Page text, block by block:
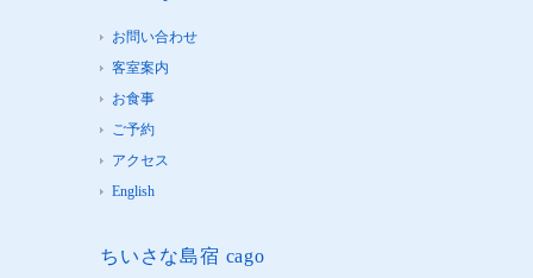
お問い合わせ
客室案内
お食事
ご予約
アクセス
English
ちいさな島宿 cago